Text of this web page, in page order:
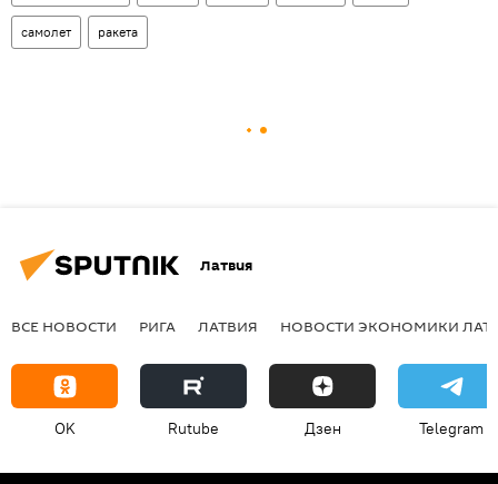
самолет ракета
Латвия
ВСЕ НОВОСТИ РИГА ЛАТВИЯ НОВОСТИ ЭКОНОМИКИ
OK Rutube Дзен Telegram